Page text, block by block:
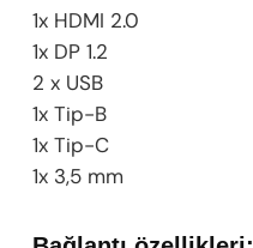
1x HDMI 2.0
1x DP 1.2
2 x USB
1x Tip-B
1x Tip-C
1x 3,5 mm